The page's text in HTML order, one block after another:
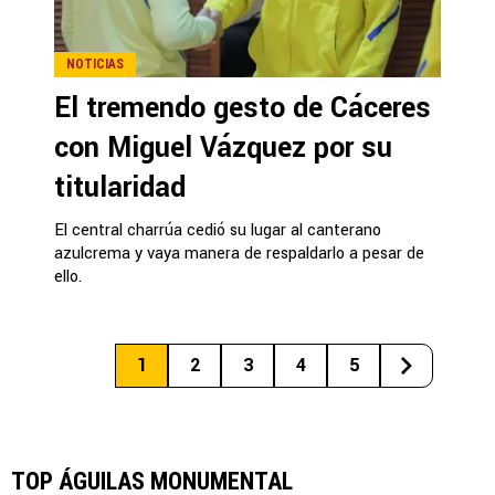
NOTICIAS
El tremendo gesto de Cáceres
con Miguel Vázquez por su
titularidad
El central charrúa cedió su lugar al canterano
azulcrema y vaya manera de respaldarlo a pesar de
ello.
1 2 3 4 5
TOP ÁGUILAS MONUMENTAL